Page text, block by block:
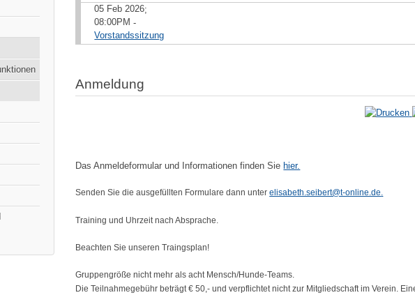
05 Feb 2026;
08:00PM -
Vorstandssitzung
Anmeldung
Das Anmeldeformular und Informationen finden Sie hier.
Senden Sie die ausgefüllten Formulare dann unterelisabeth.seibert@t-online.de.
Training und Uhrzeit nach Absprache.
Beachten Sie unseren Traingsplan!
Gruppengröße nicht mehr als acht Mensch/Hunde-Teams.
Die Teilnahmegebühr beträgt € 50,- und verpflichtet nicht zur Mitgliedschaft im Verein.